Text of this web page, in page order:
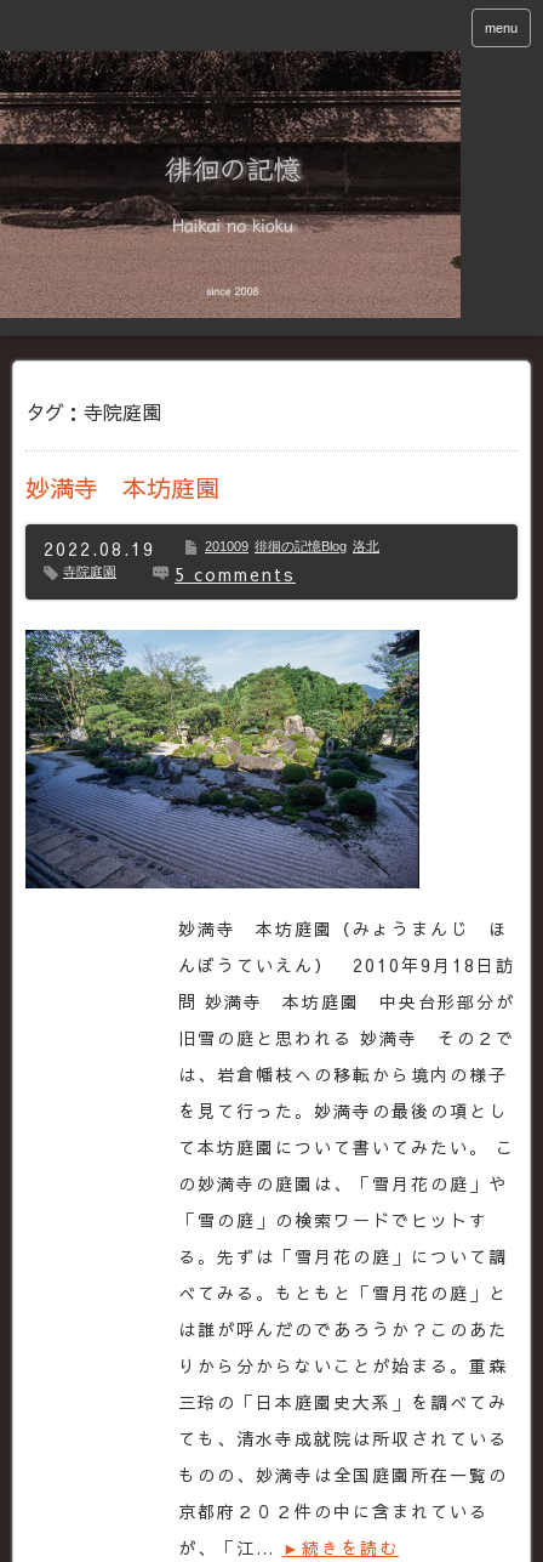
menu
タグ：寺院庭園
妙満寺 本坊庭園
2022.08.19 201009 徘徊の記憶Blog 洛北
寺院庭園
5 comments
妙満寺 本坊庭園（みょうまんじ ほ
んぼうていえん） 2010年9月18日訪
問 妙満寺 本坊庭園 中央台形部分が
旧雪の庭と思われる 妙満寺 その２で
は、岩倉幡枝への移転から境内の様子
を見て行った。妙満寺の最後の項とし
て本坊庭園について書いてみたい。 こ
の妙満寺の庭園は、「雪月花の庭」や
「雪の庭」の検索ワードでヒットす
る。先ずは「雪月花の庭」について調
べてみる。もともと「雪月花の庭」と
は誰が呼んだのであろうか？このあた
りから分からないことが始まる。重森
三玲の「日本庭園史大系」を調べてみ
ても、清水寺成就院は所収されている
ものの、妙満寺は全国庭園所在一覧の
京都府２０２件の中に含まれている
が、「江… ►続きを読む